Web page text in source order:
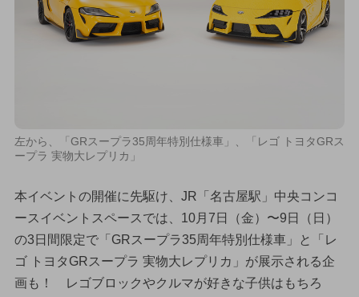
左から、「GRスープラ35周年特別仕様車」、「レゴ トヨタGRス
ープラ 実物大レプリカ」
本イベントの開催に先駆け、JR「名古屋駅」中央コンコ
ースイベントスペースでは、10月7日（金）〜9日（日）
の3日間限定で「GRスープラ35周年特別仕様車」と「レ
ゴ トヨタGRスープラ 実物大レプリカ」が展示される企
画も！ レゴブロックやクルマが好きな子供はもちろ